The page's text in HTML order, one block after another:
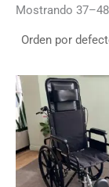
Mostrando